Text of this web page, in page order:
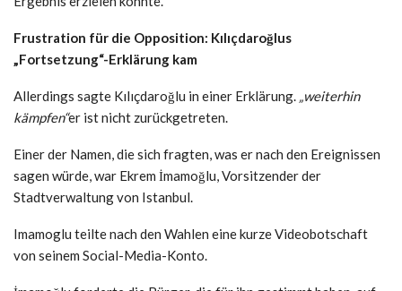
Frustration für die Opposition: Kılıçdaroğlus
„Fortsetzung“-Erklärung kam
Allerdings sagte Kılıçdaroğlu in einer Erklärung. „weiterhin
kämpfen“er ist nicht zurückgetreten.
Einer der Namen, die sich fragten, was er nach den Ereignissen
sagen würde, war Ekrem İmamoğlu, Vorsitzender der
Stadtverwaltung von Istanbul.
Imamoglu teilte nach den Wahlen eine kurze Videobotschaft
von seinem Social-Media-Konto.